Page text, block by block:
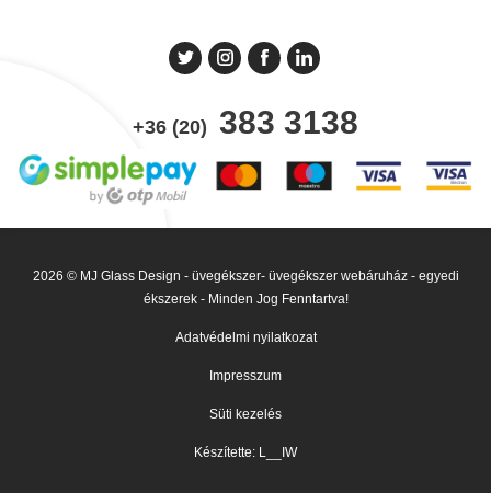
+36 (20) 383 3138
2026 © MJ Glass Design - üvegékszer- üvegékszer webáruház - egyedi
ékszerek - Minden Jog Fenntartva!
Adatvédelmi nyilatkozat
Impresszum
Süti kezelés
Készítette: L__IW